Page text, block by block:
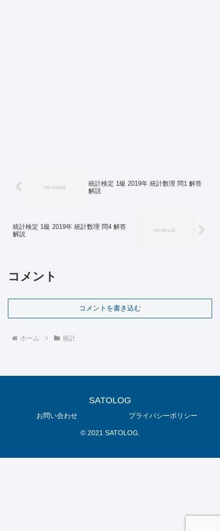
統計検定 1級 2019年 統計数理 問1 解答
解説
統計検定 1級 2019年 統計数理 問4 解答
解説
コメント
コメントを書き込む
ホーム 統計
SATOLOG
お問い合わせ プライバシーポリシー
© 2021 SATOLOG.